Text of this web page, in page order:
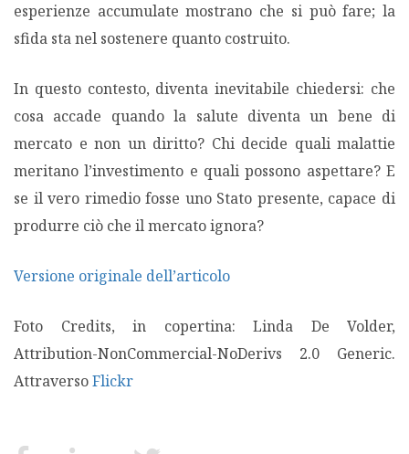
esperienze accumulate mostrano che si può fare; la
sfida sta nel sostenere quanto costruito.
In questo contesto, diventa inevitabile chiedersi: che
cosa accade quando la salute diventa un bene di
mercato e non un diritto? Chi decide quali malattie
meritano l’investimento e quali possono aspettare? E
se il vero rimedio fosse uno Stato presente, capace di
produrre ciò che il mercato ignora?
Versione originale dell’articolo
Foto Credits, in copertina: Linda De Volder,
Attribution-NonCommercial-NoDerivs 2.0 Generic.
AttraversoFlickr